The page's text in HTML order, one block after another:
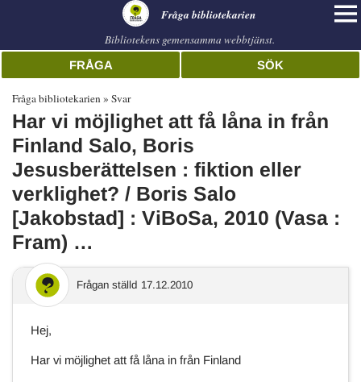
Fråga bibliotekarien
Bibliotekens gemensamma webbtjänst.
FRÅGA SÖK
Fråga bibliotekarien Svar
Har vi möjlighet att få låna in från
Finland Salo, Boris
Jesusberättelsen : fiktion eller
verklighet? / Boris Salo
[Jakobstad] : ViBoSa, 2010 (Vasa :
Fram) …
Frågan ställd 17.12.2010
Hej,
Har vi möjlighet att få låna in från Finland